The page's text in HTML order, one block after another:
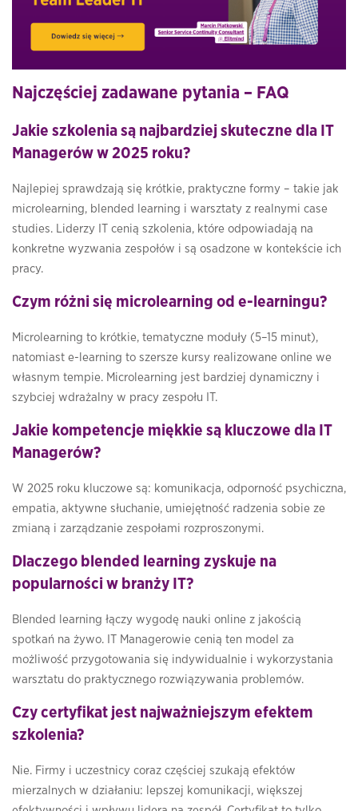
Najczęściej zadawane pytania – FAQ
Jakie szkolenia są najbardziej skuteczne dla IT
Managerów w 2025 roku?
Najlepiej sprawdzają się krótkie, praktyczne formy – takie jak
microlearning, blended learning i warsztaty z realnymi case
studies. Liderzy IT cenią szkolenia, które odpowiadają na
konkretne wyzwania zespołów i są osadzone w kontekście ich
pracy.
Czym różni się microlearning od e-learningu?
Microlearning to krótkie, tematyczne moduły (5–15 minut),
natomiast e-learning to szersze kursy realizowane online we
własnym tempie. Microlearning jest bardziej dynamiczny i
szybciej wdrażalny w pracy zespołu IT.
Jakie kompetencje miękkie są kluczowe dla IT
Managerów?
W 2025 roku kluczowe są: komunikacja, odporność psychiczna,
empatia, aktywne słuchanie, umiejętność radzenia sobie ze
zmianą i zarządzanie zespołami rozproszonymi.
Dlaczego blended learning zyskuje na
popularności w branży IT?
Blended learning łączy wygodę nauki online z jakością
spotkań na żywo. IT Managerowie cenią ten model za
możliwość przygotowania się indywidualnie i wykorzystania
warsztatu do praktycznego rozwiązywania problemów.
Czy certyfikat jest najważniejszym efektem
szkolenia?
Nie. Firmy i uczestnicy coraz częściej szukają efektów
mierzalnych w działaniu: lepszej komunikacji, większej